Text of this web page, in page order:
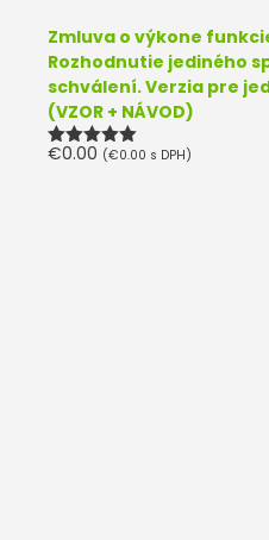
Zmluva o výkone
Rozhodnutie jediného
schválení. Verzia pre
(VZOR + NÁVOD)
Hodnotenie
€0.00 (€0.00 s DPH)